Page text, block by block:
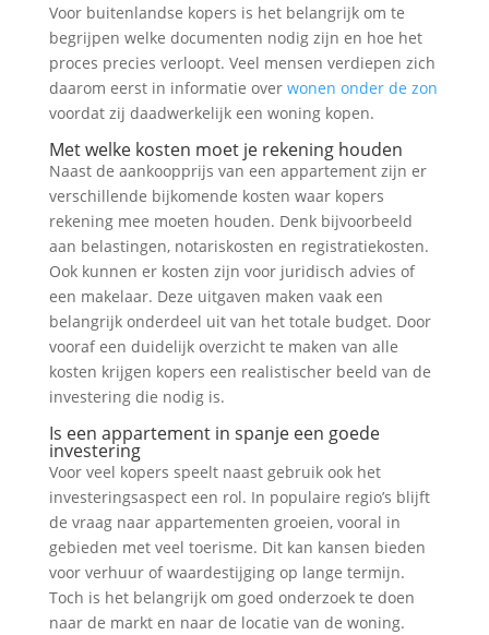
Voor buitenlandse kopers is het belangrijk om te
begrijpen welke documenten nodig zijn en hoe het
proces precies verloopt. Veel mensen verdiepen zich
daarom eerst in informatie over wonen onder de zon
voordat zij daadwerkelijk een woning kopen.
Met welke kosten moet je rekening houden
Naast de aankoopprijs van een appartement zijn er
verschillende bijkomende kosten waar kopers
rekening mee moeten houden. Denk bijvoorbeeld
aan belastingen, notariskosten en registratiekosten.
Ook kunnen er kosten zijn voor juridisch advies of
een makelaar. Deze uitgaven maken vaak een
belangrijk onderdeel uit van het totale budget. Door
vooraf een duidelijk overzicht te maken van alle
kosten krijgen kopers een realistischer beeld van de
investering die nodig is.
Is een appartement in spanje een goede
investering
Voor veel kopers speelt naast gebruik ook het
investeringsaspect een rol. In populaire regio’s blijft
de vraag naar appartementen groeien, vooral in
gebieden met veel toerisme. Dit kan kansen bieden
voor verhuur of waardestijging op lange termijn.
Toch is het belangrijk om goed onderzoek te doen
naar de markt en naar de locatie van de woning.